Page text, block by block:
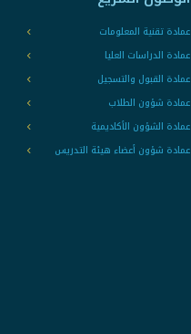
عمادة تقنية المعلومات
عمادة الدراسات العليا
عمادة القبول والتسجيل
عمادة شؤون الطلاب
عمادة الشؤون الأكاديمية
عمادة شؤون أعضاء هيئة التدريس